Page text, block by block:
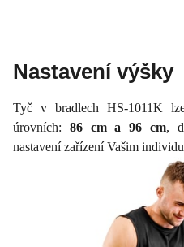
Nastavení výšky
Tyč v bradlech HS-1011K
úrovních: 86 cm a 96 cm,
nastavení zařízení Vašim